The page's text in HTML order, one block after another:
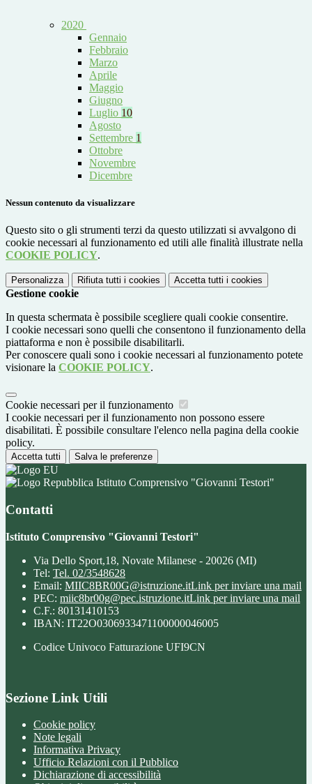
2020
Gennaio
Febbraio
Marzo
Aprile
Maggio
Giugno
Luglio 10
Agosto
Settembre 1
Ottobre
Novembre
Dicembre
Nessun contenuto da visualizzare
Questo sito o gli strumenti terzi da questo utilizzati si avvalgono di
cookie necessari al funzionamento ed utili alle finalità illustrate nella
COOKIE POLICY.
Personalizza Rifiuta tutti i cookies Accetta tutti i cookies
Gestione cookie
In questa schermata è possibile scegliere quali cookie consentire.
I cookie necessari sono quelli che consentono il funzionamento della
piattaforma e non è possibile disabilitarli.
Per conoscere quali sono i cookie necessari al funzionamento potete
visionare la COOKIE POLICY.
Cookie necessari per il funzionamento
I cookie necessari per il funzionamento non possono essere
disabilitati. È possibile consultare l'elenco nella pagina della cookie
policy.
Accetta tutti Salva le preferenze
Istituto Comprensivo "Giovanni Testori"
Contatti
Istituto Comprensivo "Giovanni Testori"
Via Dello Sport,18, Novate Milanese - 20026 (MI)
Tel: Tel. 02/3548628
Email: MIIC8BR00G@istruzione.itLink per inviare una mail
PEC: miic8br00g@pec.istruzione.itLink per inviare una mail
C.F.: 80131410153
IBAN: IT22O0306933471100000046005
Codice Univoco Fatturazione UFI9CN
Sezione Link Utili
Cookie policy
Note legali
Informativa Privacy
Ufficio Relazioni con il Pubblico
Dichiarazione di accessibilità